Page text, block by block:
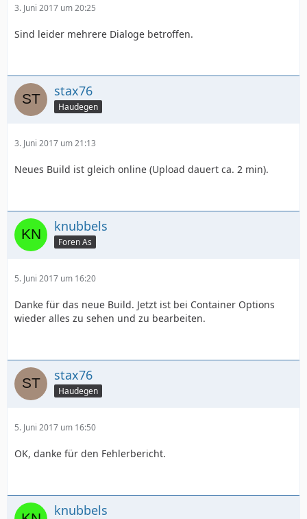
3. Juni 2017 um 20:25
Sind leider mehrere Dialoge betroffen.
stax76
Haudegen
3. Juni 2017 um 21:13
Neues Build ist gleich online (Upload dauert ca. 2 min).
knubbels
Foren As
5. Juni 2017 um 16:20
Danke für das neue Build. Jetzt ist bei Container Options
wieder alles zu sehen und zu bearbeiten.
stax76
Haudegen
5. Juni 2017 um 16:50
OK, danke für den Fehlerbericht.
knubbels